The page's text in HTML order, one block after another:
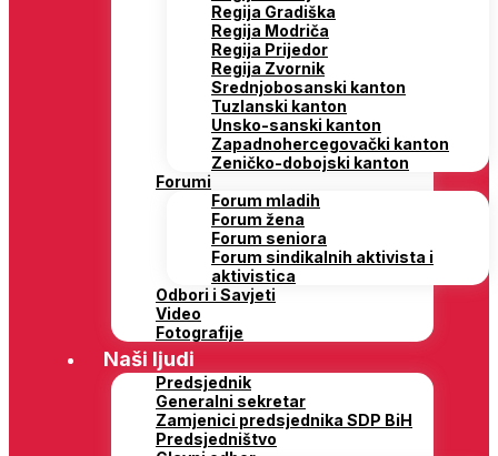
Regija Gradiška
Regija Modriča
Regija Prijedor
Regija Zvornik
Srednjobosanski kanton
Tuzlanski kanton
Unsko-sanski kanton
Zapadnohercegovački kanton
Zeničko-dobojski kanton
Forumi
Forum mladih
Forum žena
Forum seniora
Forum sindikalnih aktivista i
aktivistica
Odbori i Savjeti
Video
Fotografije
Naši ljudi
Predsjednik
Generalni sekretar
Zamjenici predsjednika SDP BiH
Predsjedništvo